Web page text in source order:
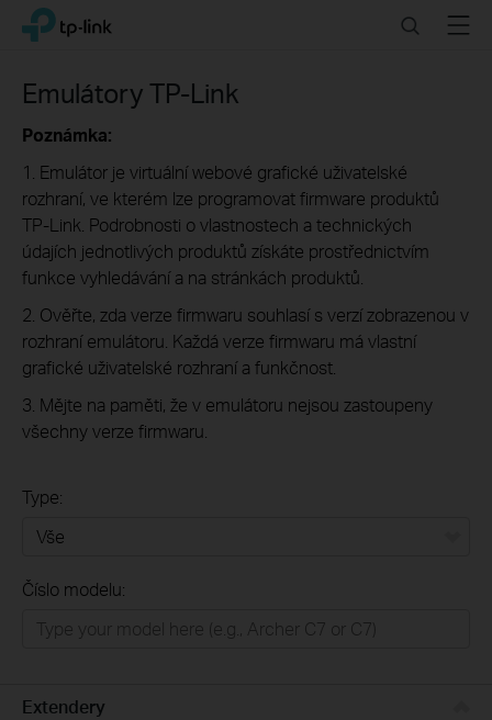
Click
navigation
TP-Link, Reliably Smart SearchMenu
Emulátory TP-Link
Poznámka:
1. Emulátor je virtuální webové grafické uživatelské
rozhraní, ve kterém lze programovat firmware produktů
TP-Link. Podrobnosti o vlastnostech a technických
údajích jednotlivých produktů získáte prostřednictvím
funkce vyhledávání a na stránkách produktů.
2. Ověřte, zda verze firmwaru souhlasí s verzí zobrazenou v
rozhraní emulátoru. Každá verze firmwaru má vlastní
grafické uživatelské rozhraní a funkčnost.
3. Mějte na paměti, že v emulátoru nejsou zastoupeny
všechny verze firmwaru.
Type:
Business
Číslo modelu:
Extendery